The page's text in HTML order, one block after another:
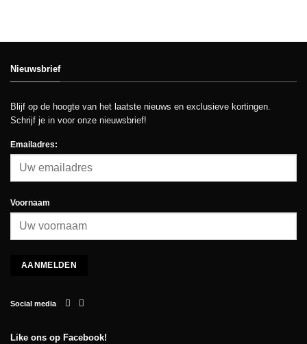
Nieuwsbrief
Blijf op de hoogte van het laatste nieuws en exclusieve kortingen.
Schrijf je in voor onze nieuwsbrief!
Emailadres:
Voornaam
Social media
Like ons op Facebook!